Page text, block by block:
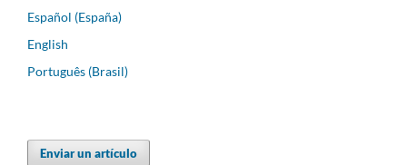
Español (España)
English
Português (Brasil)
Enviar un artículo